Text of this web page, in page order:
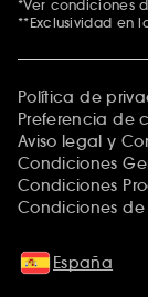
Cyber Monday
*Ver condiciones
**Exclusividad en
Política de
Preferencia de
Aviso legal y
Condiciones
Condiciones
Condiciones
España